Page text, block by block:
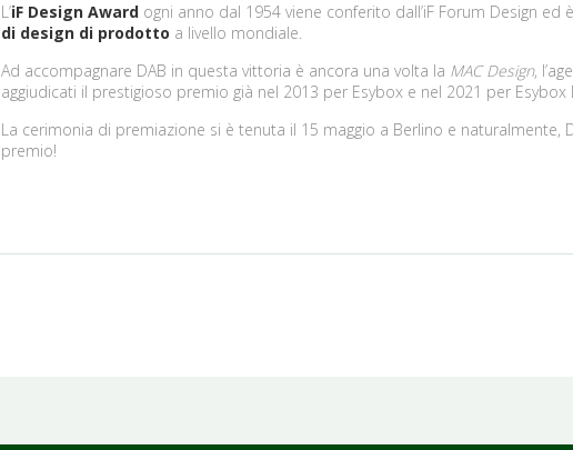
L’iF Design Award ogni anno dal 1954 viene conferito dall’iF Forum Design ed
di design di prodotto a livello mondiale.
Ad accompagnare DAB in questa vittoria è ancora una volta la MAC Design,
aggiudicati il prestigioso premio già nel 2013 per Esybox e nel 2021 per Esybox
La cerimonia di premiazione si è tenuta il 15 maggio a Berlino e naturalmente,
premio!